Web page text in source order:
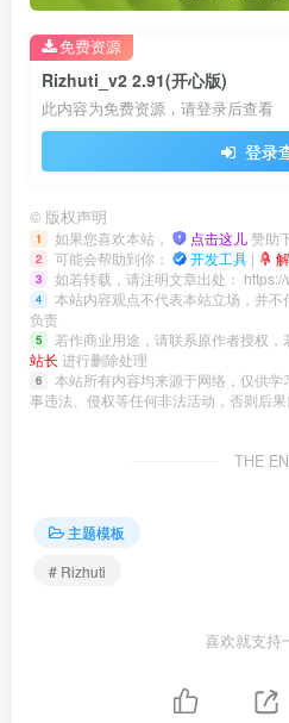
Rizhuti_v2 2.91(开心版)
此内容为免费资源，请登录后查看
登录
免费资源
© 版权声明
1 如果您喜欢本站， 点击这儿赞助
2 可能会帮助到你： 开发工具 |
3 如若转载，请注明文章出处：
4
本站内容观点不代表本站立场，并
负责
5 若作商业用途，请联系原作者授权
站长 进行删除处理
6
本站所有内容均来源于网络，仅供
事违法、侵权等任何非法活动，否则后
THE
主题模板
# Rizhuti
喜欢就支持